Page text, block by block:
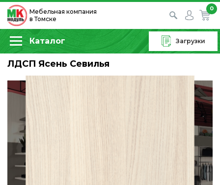
Мебельная компания
в Томске
0
Каталог Загрузки
ЛДСП Ясень Севилья